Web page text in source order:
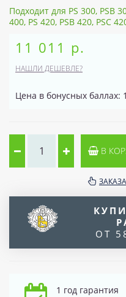
Подходит для PS 300, PSB
400, PS 420, PSB 420, PSC
11 011 р.
НАШЛИ ДЕШЕВЛЕ?
Цена в бонусных баллах:
В
ОТ
1 год гарантия